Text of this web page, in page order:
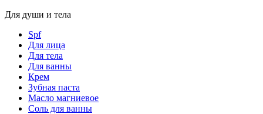
Для души и тела
Spf
Для лица
Для тела
Для ванны
Крем
Зубная паста
Масло магниевое
Соль для ванны